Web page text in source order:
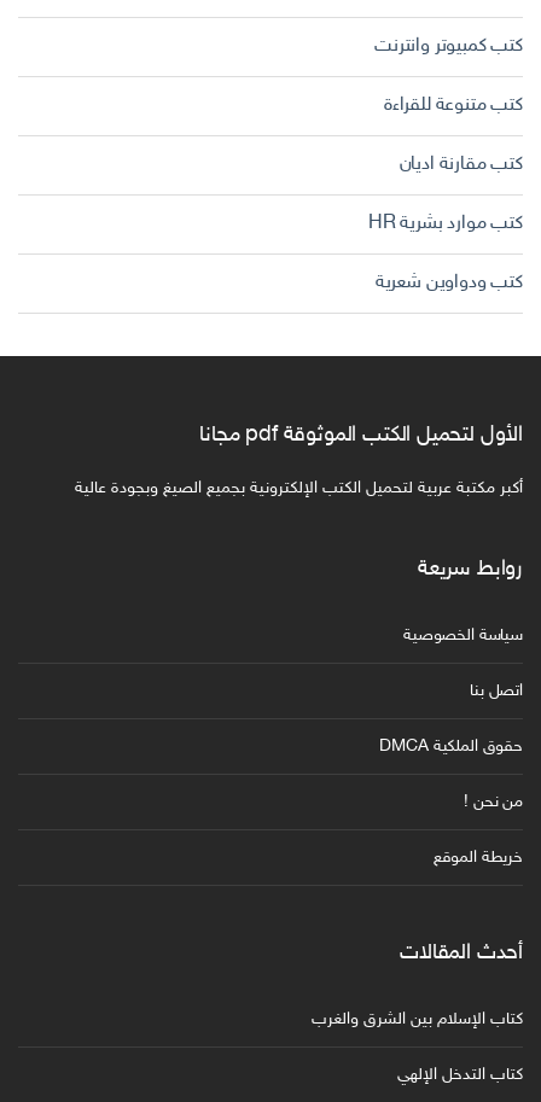
كتب كمبيوتر وانترنت
كتب متنوعة للقراءة
كتب مقارنة اديان
كتب موارد بشرية HR
كتب ودواوين شعرية
الأول لتحميل الكتب الموثوقة pdf مجانا
أكبر مكتبة عربية لتحميل الكتب الإلكترونية بجميع الصيغ وبجودة عالية
روابط سريعة
سياسة الخصوصية
اتصل بنا
حقوق الملكية DMCA
من نحن !
خريطة الموقع
أحدث المقالات
كتاب الإسلام بين الشرق والغرب
كتاب التدخل الإلهي